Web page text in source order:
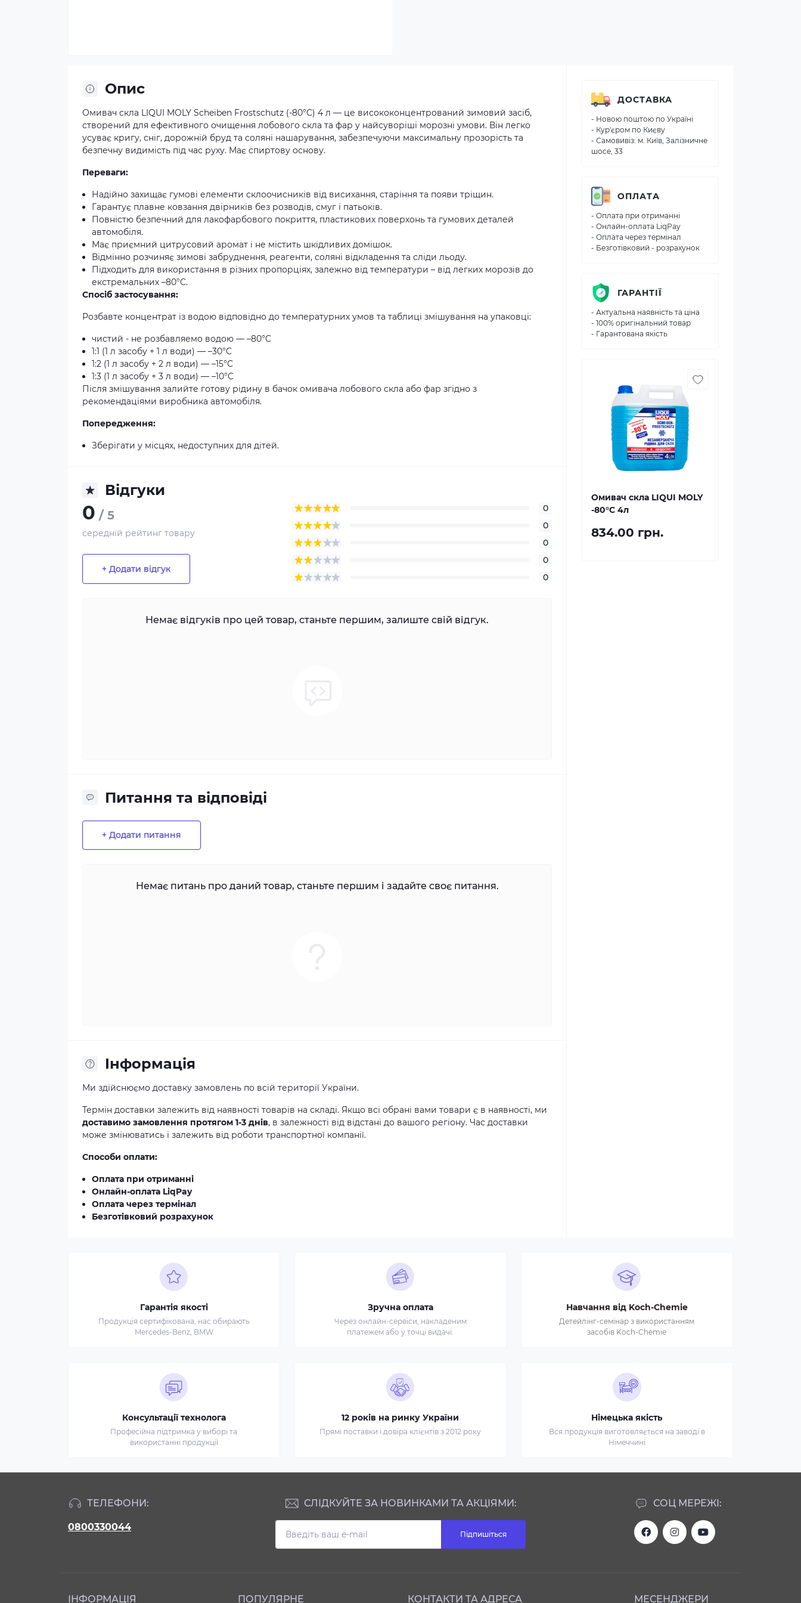
Опис
Омивач скла LIQUI MOLY Scheiben Frostschutz (-80°C) 4 л — це висококонцентрований зимовий засіб,
створений для ефективного очищення лобового скла та фар у найсуворіші морозні умови. Він легко
усуває кригу, сніг, дорожній бруд та соляні нашарування, забезпечуючи максимальну прозорість та
безпечну видимість під час руху. Має спиртову основу.
Переваги:
Надійно захищає гумові елементи склоочисників від висихання, старіння та появи тріщин.
Гарантує плавне ковзання двірників без розводів, смуг і патьоків.
Повністю безпечний для лакофарбового покриття, пластикових поверхонь та гумових деталей
автомобіля.
Має приємний цитрусовий аромат і не містить шкідливих домішок.
Відмінно розчиняє зимові забруднення, реагенти, соляні відкладення та сліди льоду.
Підходить для використання в різних пропорціях, залежно від температури – від легких морозів до
екстремальних –80°C.
Спосіб застосування:
Розбавте концентрат із водою відповідно до температурних умов та таблиці змішування на упаковці:
чистий - не розбавляемо водою — –80°C
1:1 (1 л засобу + 1 л води) — –30°C
1:2 (1 л засобу + 2 л води) — –15°C
1:3 (1 л засобу + 3 л води) — –10°C
Після змішування залийте готову рідину в бачок омивача лобового скла або фар згідно з
рекомендаціями виробника автомобіля.
Попередження:
Зберігати у місцях, недоступних для дітей.
Відгуки
0 / 5
середній рейтинг товару
+ Додати відгук
0
0
0
0
0
Немає відгуків про цей товар, станьте першим, залиште свій відгук.
Питання та відповіді
+ Додати питання
Немає питань про даний товар, станьте першим і задайте своє питання.
Iнформація
Ми здійснюємо доставку замовлень по всій території України.
Термін доставки залежить від наявності товарів на складі. Якщо всі обрані вами товари є в наявності, ми
доставимо замовлення протягом 1-3 днів, в залежності від відстані до вашого регіону. Час доставки
може змінюватись і залежить від роботи транспортної компанії.
Способи оплати:
Оплата при отриманні
Онлайн-оплата LiqPay
Оплата через термінал
Безготівковий розрахунок
ДОСТАВКА
- Новою поштою по Україні
- Кур'єром по Києву
- Самовивіз: м. Київ, Залізничне
шосе, 33
ОПЛАТА
- Оплата при отриманні
- Онлайн-оплата LiqPay
- Оплата через термінал
- Безготівковий - розрахунок
ГАРАНТІЇ
- Актуальна наявність та ціна
- 100% оригінальний товар
- Гарантована якість
Омивач скла LIQUI MOLY
-80°C 4л
834.00 грн.
Гарантія якості
Продукція сертифікована, нас обирають
Mercedes-Benz, BMW
Зручна оплата
Через онлайн-сервіси, накладеним
платежем або у точці видачі.
Навчання від Koch-Chemie
Детейлінг-семінар з використанням
засобів Koch-Chemie
Консультації технолога
Професійна підтримка у виборі та
використанні продукції
12 років на ринку України
Прямі поставки і довіра клієнтів з 2012 року
Німецька якість
Вся продукція виготовляється на заводі в
Німеччині
ТЕЛЕФОНИ:
0800330044
СОЦ МЕРЕЖІ:
СЛІДКУЙТЕ ЗА НОВИНКАМИ ТА АКЦІЯМИ:
Підпишіться
ІНФОРМАЦІЯ ПОПУЛЯРНЕ КОНТАКТИ ТА АДРЕСА МЕСЕНДЖЕРИ